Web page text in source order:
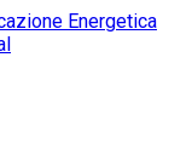
Energetica